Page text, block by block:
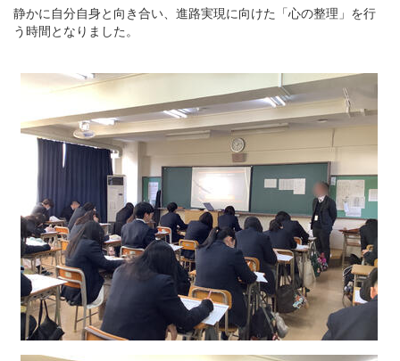
静かに自分自身と向き合い、進路実現に向けた「心の整理」を行
う時間となりました。